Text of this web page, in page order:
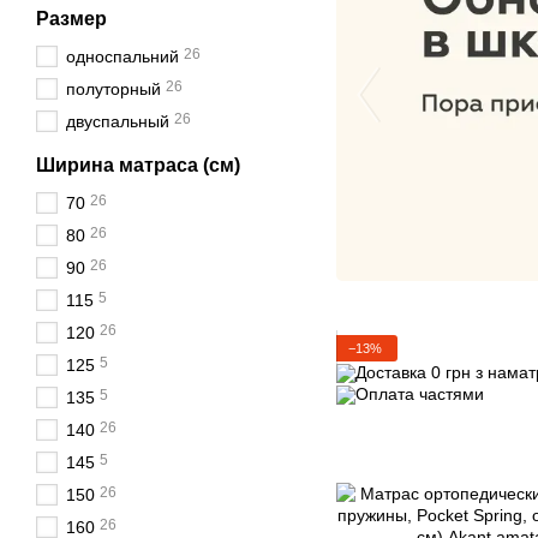
−13%
Размер
односпальний 26
полуторный 26
двуспальный 26
Ширина матраса (см)
70 26
80 26
90 26
115 5
120 26
125 5
135 5
140 26
145 5
150 26
160 26